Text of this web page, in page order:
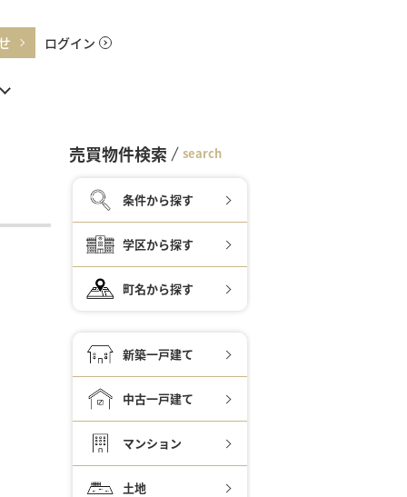
ログイン
売買物件検索 search
条件から探す
学区から探す
町名から探す
新築一戸建て
中古一戸建て
マンション
土地